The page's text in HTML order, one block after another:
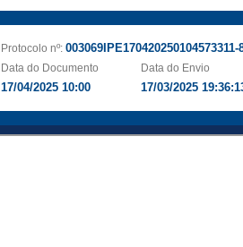
Protocolo nº: 003069IPE170420250104573311-
Data do Documento
17/04/2025 10:00
Data do Envio
17/03/2025